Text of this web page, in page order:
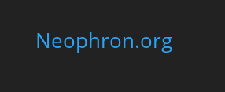
Neophron.org